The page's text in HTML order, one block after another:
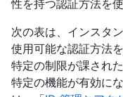
性を持つ認証方法を
次の表は、インスタ
使用可能な認証方法
特定の制限が課され
特定の機能が有効に